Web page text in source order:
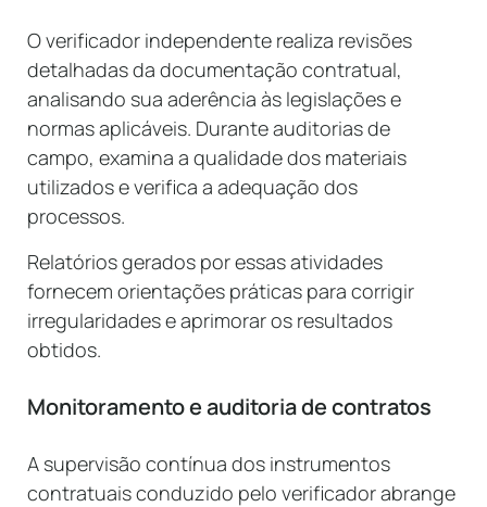
O verificador independente realiza revisões
detalhadas da documentação contratual,
analisando sua aderência às legislações e
normas aplicáveis. Durante auditorias de
campo, examina a qualidade dos materiais
utilizados e verifica a adequação dos
processos.
Relatórios gerados por essas atividades
fornecem orientações práticas para corrigir
irregularidades e aprimorar os resultados
obtidos.
Monitoramento e auditoria de contratos
A supervisão contínua dos instrumentos
contratuais conduzido pelo verificador abrange